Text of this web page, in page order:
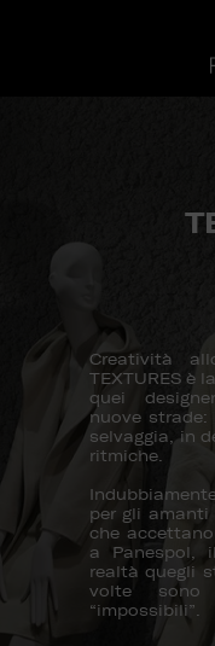
Creatività
TEXTURES è
quei
nuove
selvaggia, in
ritmiche.
per gli
che
a Panespol,
realtà quegli
volte sono
“impossibili”.